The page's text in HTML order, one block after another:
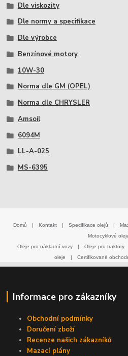
Dle viskozity
Dle normy a specifikace
Dle výrobce
Benzínové motory
10W-30
Norma dle GM (OPEL)
Norma dle CHRYSLER
Amsoil
6094M
LL-A-025
MS-6395
Domů | Kontakt | Specifikace olejů |
Motocyklové
Oleje pro nákladní vozy
| Oleje pro traktory
oleje
| Certifikované
Informace pro zákazníky
Obchodní podmínky
Doručení zboží
Recenze našich zákazníků
Mazací plány